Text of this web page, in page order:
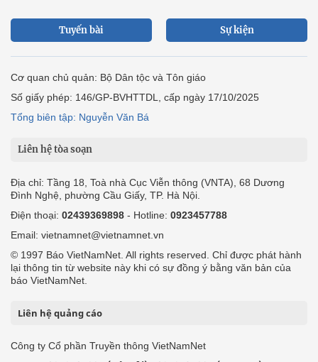
Tuyến bài Sự kiện
Cơ quan chủ quản: Bộ Dân tộc và Tôn giáo
Số giấy phép: 146/GP-BVHTTDL, cấp ngày 17/10/2025
Tổng biên tập: Nguyễn Văn Bá
Liên hệ tòa soạn
Địa chỉ: Tầng 18, Toà nhà Cục Viễn thông (VNTA), 68 Dương
Đình Nghệ, phường Cầu Giấy, TP. Hà Nội.
Điện thoại: 02439369898 - Hotline: 0923457788
Email: vietnamnet@vietnamnet.vn
© 1997 Báo VietNamNet. All rights reserved. Chỉ được phát hành
lại thông tin từ website này khi có sự đồng ý bằng văn bản của
báo VietNamNet.
Liên hệ quảng cáo
Công ty Cổ phần Truyền thông VietNamNet